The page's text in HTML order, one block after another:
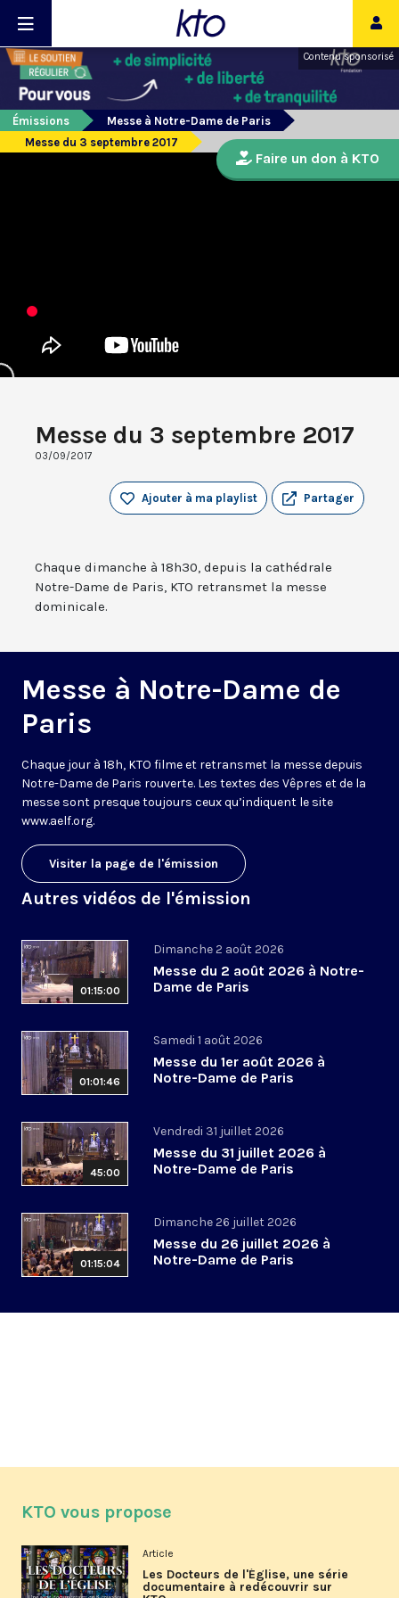
Contenu sponsorisé
Émissions
Messe à Notre-Dame de Paris
Messe du 3 septembre 2017
Messe du 3 septembre 2017
03/09/2017
Partager
Ajouter à ma playlist
Chaque dimanche à 18h30, depuis la cathédrale
Notre-Dame de Paris, KTO retransmet la messe
dominicale.
Messe à Notre-Dame de
Paris
Chaque jour à 18h, KTO filme et retransmet la messe depuis
Notre-Dame de Paris rouverte. Les textes des Vêpres et de la
messe sont presque toujours ceux qu’indiquent le site
www.aelf.org.
Visiter la page de l'émission
Autres vidéos de l'émission
01:15:00
Dimanche 2 août 2026
Messe du 2 août 2026 à Notre-
Dame de Paris
01:01:46
Samedi 1 août 2026
Messe du 1er août 2026 à
Notre-Dame de Paris
45:00
Vendredi 31 juillet 2026
Messe du 31 juillet 2026 à
Notre-Dame de Paris
01:15:04
Dimanche 26 juillet 2026
Messe du 26 juillet 2026 à
Notre-Dame de Paris
Faire un don à KTO
KTO vous propose
Article
Les Docteurs de l'Église, une série
documentaire à redécouvrir sur